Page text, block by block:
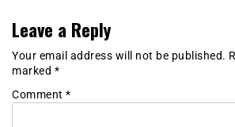
Leave a Reply
Your email address will not be published.
marked *
Comment *